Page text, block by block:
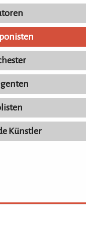
Künstler